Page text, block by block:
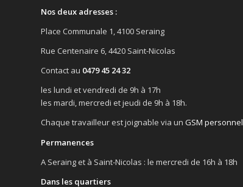
Nos deux adresses :
Place Communale 1, 4100 Seraing
Rue Centenaire 6, 4420 Saint-Nicolas
Contact au 0479 45 24 32
les lundi et vendredi de 9h à 17h
les mardi, mercredi et jeudi de 9h à 18h.
Chaque travailleur est joignable via un GSM personnel
Permanences
A Seraing et à Saint-Nicolas : le mercredi de 16h à 18h
Dans les quartiers